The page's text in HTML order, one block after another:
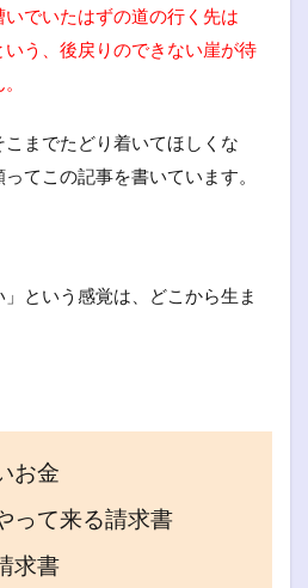
いでいたはずの道の行く先は
いう、後戻りのできない崖が待
までたどり着いてほしくな
てこの記事を書いています。
という感覚は、どこから生ま
お金
って来る請求書
求書